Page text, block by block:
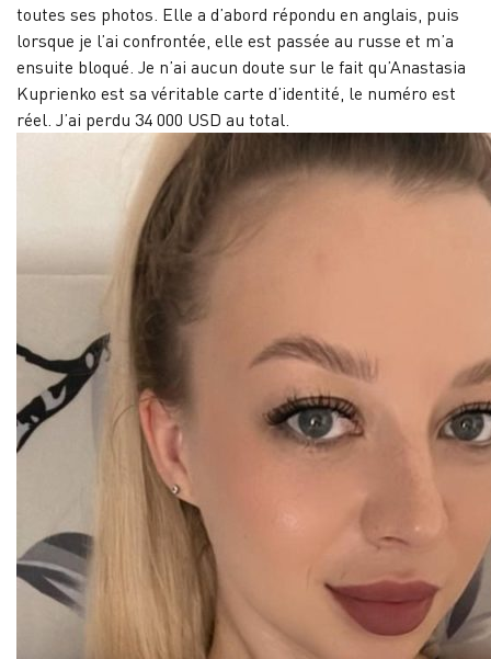
toutes ses photos. Elle a d’abord répondu en anglais, puis
lorsque je l’ai confrontée, elle est passée au russe et m’a
ensuite bloqué. Je n’ai aucun doute sur le fait qu’Anastasia
Kuprienko est sa véritable carte d’identité, le numéro est
réel. J’ai perdu 34 000 USD au total.